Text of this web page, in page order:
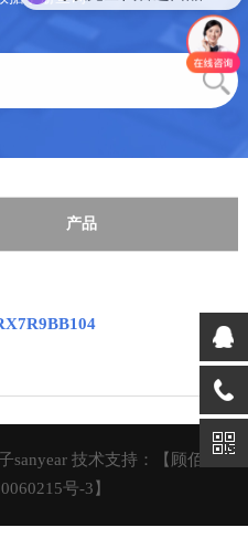
产品
sanyear 技术支持：【顾佰特科
号-3】